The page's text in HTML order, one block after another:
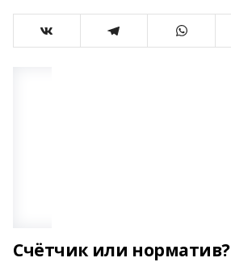
Счётчик или норматив?